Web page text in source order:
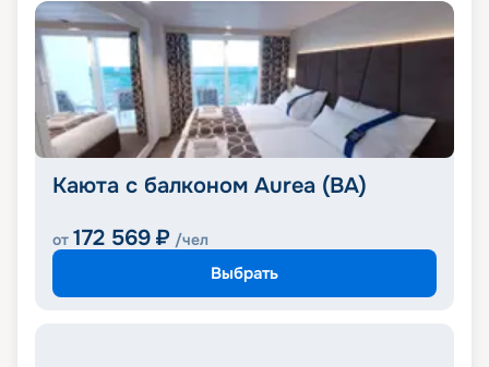
Каюта с балконом Aurea (BA)
от 172 569 ₽ /чел
Выбрать